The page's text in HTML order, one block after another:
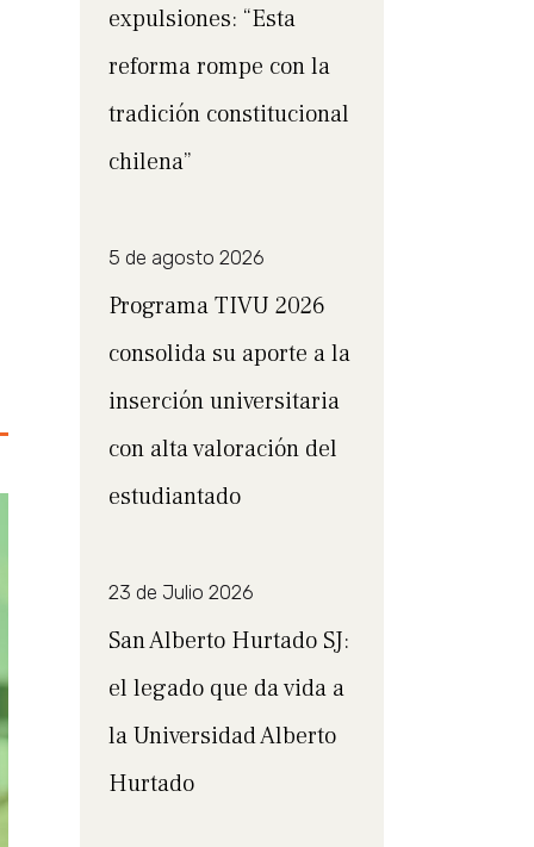
expulsiones: “Esta
reforma rompe con la
tradición constitucional
chilena”
5 de agosto 2026
Programa TIVU 2026
consolida su aporte a la
inserción universitaria
con alta valoración del
estudiantado
23 de Julio 2026
San Alberto Hurtado SJ:
el legado que da vida a
la Universidad Alberto
Hurtado